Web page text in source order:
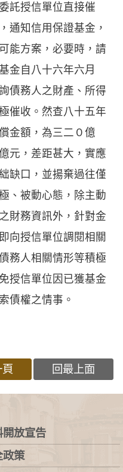
託授信單位直接催
通知信用保證基金，
能方案，必要時，請
金自八十六年六月
債務人之財產、所得
催收。然查八十五年
金額，為三二０億
元，差距甚大，實應
缺口，並揚棄過往僅
、被動心態，除主動
財務資訊外，針對金
向授信單位調閱相關
務人相關情形等積極
授信單位因已獲基金
債權之情事。
頁 回最上面
開放宣告
政策